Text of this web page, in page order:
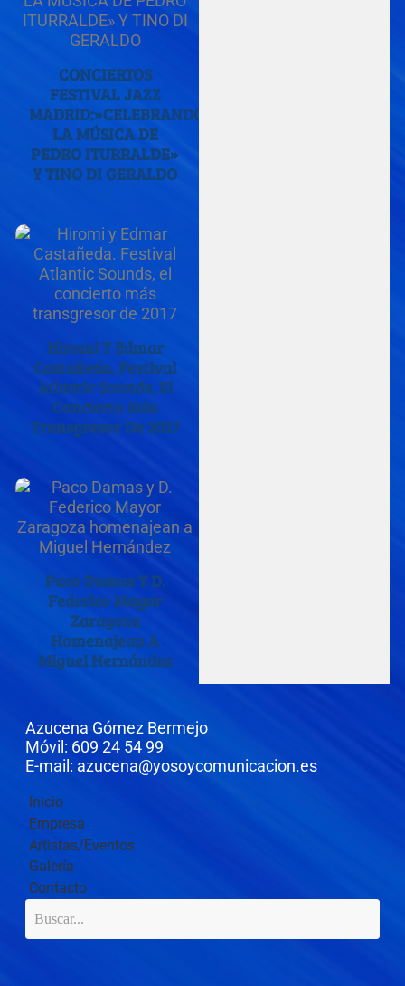
CONCIERTOS
FESTIVAL JAZZ
MADRID:»CELEBRANDO
LA MÚSICA DE
PEDRO ITURRALDE»
Y TINO DI GERALDO
Hiromi Y Edmar
Castañeda. Festival
Atlantic Sounds, El
Concierto Más
Transgresor De 2017
Paco Damas Y D.
Federico Mayor
Zaragoza
Homenajean A
Miguel Hernández
Azucena Gómez Bermejo
Móvil: 609 24 54 99
E-mail: azucena@yosoycomunicacion.es
Inicio
Empresa
Artistas/Eventos
Galería
Contacto